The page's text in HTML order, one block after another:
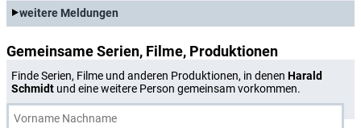
weitere Meldungen
Gemeinsame Serien, Filme, Produktionen
Finde Serien, Filme und anderen Produktionen, in denen Harald
Schmidt und eine weitere Person gemeinsam vorkommen.